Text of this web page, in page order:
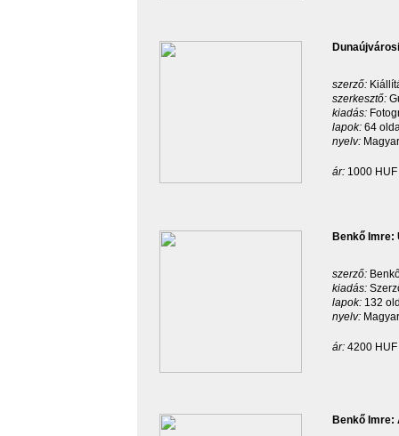
szerző:
szerkesztő:
kiadás:
lapok: 64
nyelv:
ár: 1000 HUF
Benkő Imre:
szerző:
kiadás:
lapok: 132
nyelv:
ár: 4200 HUF
Benkő Imre: